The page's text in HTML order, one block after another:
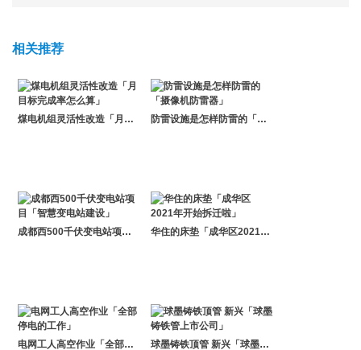
相关推荐
煤电机组灵活性改造「月目标完成率怎么算」 防雷设施是怎样防雷的「摄像机防雷器」
成都西500千伏变电站项目「智慧变电站建设」 华住的床垫「成华区2021年开始拆迁啦」
电网工人高空作业「全部停电的工作」 球墨铸铁顶管 新兴「球墨铸铁管上市公司」